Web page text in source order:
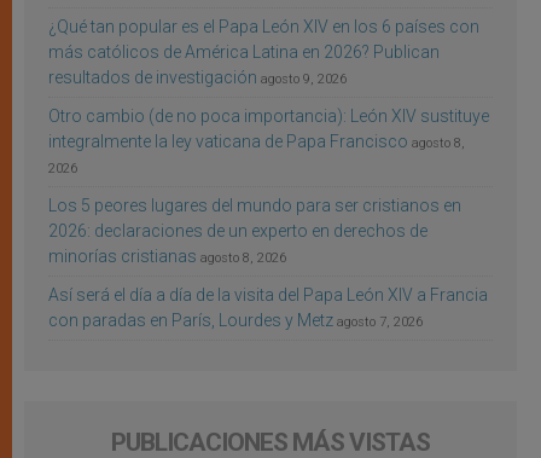
¿Qué tan popular es el Papa León XIV en los 6 países con
más católicos de América Latina en 2026? Publican
resultados de investigación agosto 9, 2026
Otro cambio (de no poca importancia): León XIV sustituye
integralmente la ley vaticana de Papa Francisco agosto 8,
2026
Los 5 peores lugares del mundo para ser cristianos en
2026: declaraciones de un experto en derechos de
minorías cristianas agosto 8, 2026
Así será el día a día de la visita del Papa León XIV a Francia
con paradas en París, Lourdes y Metz agosto 7, 2026
PUBLICACIONES MÁS VISTAS